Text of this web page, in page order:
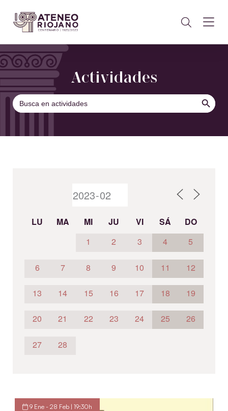
Actividades
Buscar: BOTÓN DE
LU MA MI JU VI SÁ
DO
1
2 3 4 5
6 7 8 9 10 11 12
13 14 15 16 17 18 19
20 21 22 23 24 25 26
27 28
9 Ene - 28 Feb | 19:30h